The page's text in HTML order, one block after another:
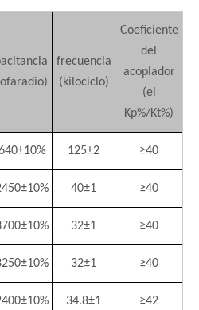
frecuencia
(kilociclo)
Coeficiente
del
acoplador
(el
Kp%/Kt%)
125±2 ≥40
40±1 ≥40
32±1 ≥40
32±1 ≥40
34.8±1 ≥42